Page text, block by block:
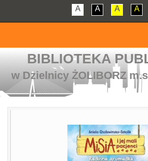
A A A A
BIBLIOTEKA
w Dzielnicy ŻOLIBORZ